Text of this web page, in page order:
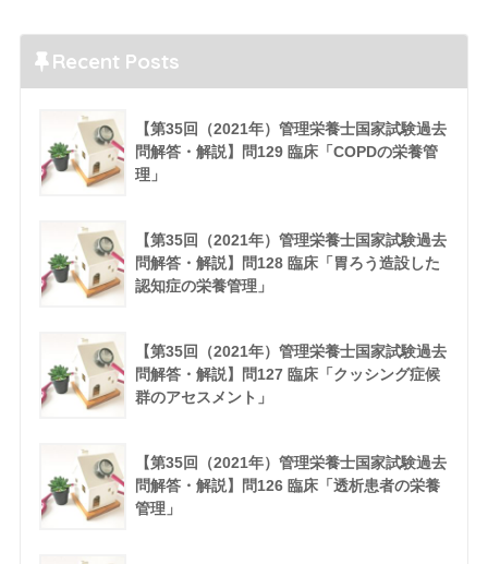
Recent Posts
【第35回（2021年）管理栄養士国家試験過去
問解答・解説】問129 臨床「COPDの栄養管
理」
【第35回（2021年）管理栄養士国家試験過去
問解答・解説】問128 臨床「胃ろう造設した
認知症の栄養管理」
【第35回（2021年）管理栄養士国家試験過去
問解答・解説】問127 臨床「クッシング症候
群のアセスメント」
【第35回（2021年）管理栄養士国家試験過去
問解答・解説】問126 臨床「透析患者の栄養
管理」